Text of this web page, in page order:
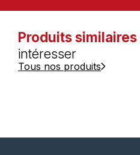
Produits similaires
intéresser
Tous nos produits